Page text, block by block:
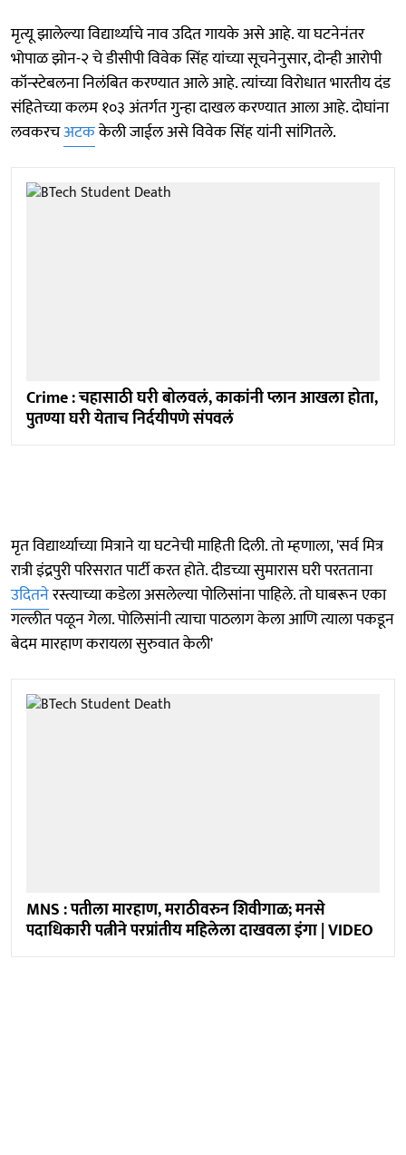
मृत्यू झालेल्या विद्यार्थ्याचे नाव उदित गायके असे आहे. या घटनेनंतर
भोपाळ झोन-२ चे डीसीपी विवेक सिंह यांच्या सूचनेनुसार, दोन्ही आरोपी
कॉन्स्टेबलना निलंबित करण्यात आले आहे. त्यांच्या विरोधात भारतीय दंड
संहितेच्या कलम १०३ अंतर्गत गुन्हा दाखल करण्यात आला आहे. दोघांना
लवकरचअटककेली जाईल असे विवेक सिंह यांनी सांगितले.
Crime : चहासाठी घरी बोलवलं, काकांनी प्लान आखला होता,
पुतण्या घरी येताच निर्दयीपणे संपवलं
मृत विद्यार्थ्याच्या मित्राने या घटनेची माहिती दिली. तो म्हणाला, 'सर्व मित्र
रात्री इंद्रपुरी परिसरात पार्टी करत होते. दीडच्या सुमारास घरी परतताना
उदितनेरस्त्याच्या कडेला असलेल्या पोलिसांना पाहिले. तो घाबरून एका
गल्लीत पळून गेला. पोलिसांनी त्याचा पाठलाग केला आणि त्याला पकडून
बेदम मारहाण करायला सुरुवात केली'
MNS : पतीला मारहाण, मराठीवरुन शिवीगाळ; मनसे
पदाधिकारी पत्नीने परप्रांतीय महिलेला दाखवला इंगा | VIDEO